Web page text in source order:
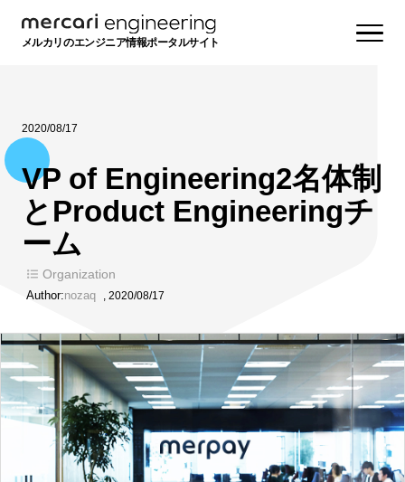
メルカリのエンジニア情報ポータルサイト
2020/08/17
VP of Engineering2名体制
とProduct Engineeringチ
ーム
Organization
Author:nozaq , 2020/08/17